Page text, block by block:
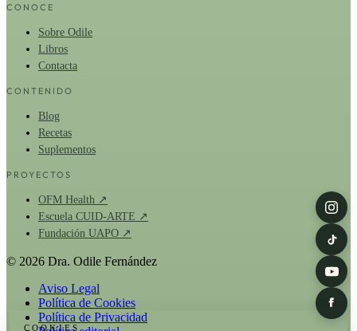
CONOCE
Sobre Odile
Libros
Contacta
CONTENIDO
Blog
Recetas
Suplementos
PROYECTOS
OFM Health ↗
Escuela CUID-ARTE ↗
Fundación UAPO ↗
© 2026 Dra. Odile Fernández
Aviso Legal
Política de Cookies
Política de Privacidad
COOKIES